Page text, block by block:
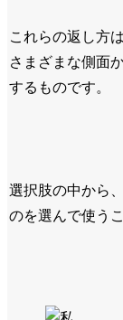
これらの返し方
さまざまな側面
するものです。
選択肢の中から
のを選んで使う